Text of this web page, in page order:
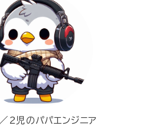
／2児のパパエンジニア